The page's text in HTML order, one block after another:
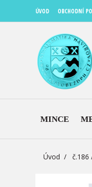
ÚVOD OBCHODNÍ
MINCE
Úvod č.186